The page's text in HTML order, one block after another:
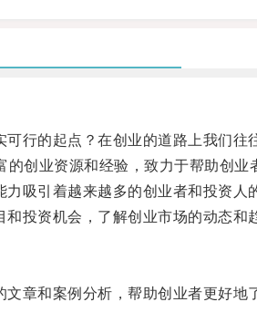
的起点？在创业的道路上我们往
创业资源和经验，致力于帮助创业
引着越来越多的创业者和投资人
投资机会，了解创业市场的动态和
和案例分析，帮助创业者更好地